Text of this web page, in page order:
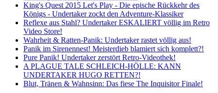
King's Quest 2015 Let's Play - Die epische Rückkehr des
Königs - Undertaker zockt den Adventure-Klassiker
Reflexe aus Stahl? Undertaker ESKALIERT völlig im Retro
Video Store!
Wahrheit & Ratten-Panik: Undertaker rastet völlig aus!
Panik im Sirenennest! Meisterdieb blamiert sich komplett?!
Pure Panik! Undertaker zerstört Retro-Videothek!
A PLAGUE TALE SCHLEICH-HÖLLE: KANN
UNDERTAKER HUGO RETTEN?!
Blut, Tränen & Wahnsinn: Das fiese The Inquisitor Finale!